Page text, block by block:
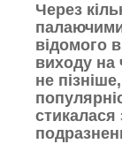
Через
відомого
виходу на
не
стикалася